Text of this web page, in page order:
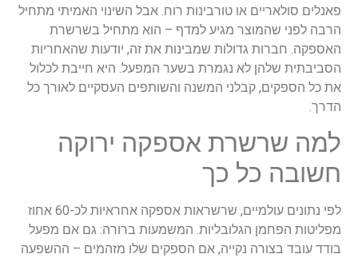
פאנלים סולאריים או טורבינות רוח. אבל השינוי האמיתי מתחיל
הרבה לפני שהמוצר מגיע למדף – הוא מתחיל בשרשרת
האספקה. חברות גדולות שמבינות את זה, יודעות שהאחריות
הסביבתית שלהן לא נגמרת בשער המפעל. היא חייבת לכלול
את כל הספקים, קבלני המשנה והשותפים העסקיים לאורך כל
הדרך.
למה שרשרת אספקה ירוקה
חשובה כל כך
לפי נתונים עולמיים, שרשראות אספקה אחראיות לכ-60 אחוז
מפליטות הפחמן הגלובליות. המשמעות ברורה: גם אם מפעל
בודד עובד בצורה נקייה, אם הספקים שלו מזהמים – ההשפעה